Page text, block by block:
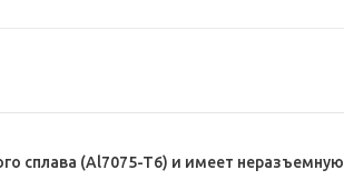
сплава (Al7075-T6) и имеет неразъемную